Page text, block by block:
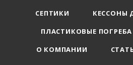
СЕПТИКИ
КЕССОНЫ
ПЛАСТИКОВЫЕ ПОГРЕБА
О КОМПАНИИ